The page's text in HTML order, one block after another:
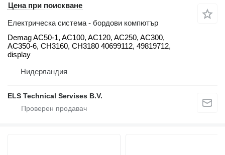
Цена при поискване
Електрическа система - бордови компютър
Demag AC50-1, AC100, AC120, AC250, AC300,
AC350-6, CH3160, CH3180 40699112, 49819712,
display
Нидерландия
ELS Technical Servises B.V.